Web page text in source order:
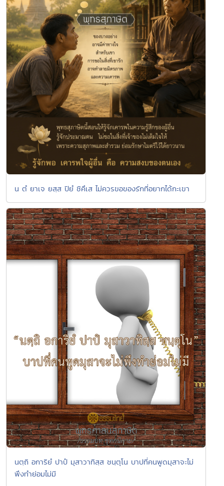
น ตํ ยาเจ ยสฺส ปิยํ ชิคึเส ไม่ควรขอของรักที่อยากได้กะเขา
นตฺถิ อการิยํ ปาปํ มุสาวาทิสฺส ชนฺตุโน บาปที่คนพูดมุสาจะไม่
พึงทำย่อมไม่มี